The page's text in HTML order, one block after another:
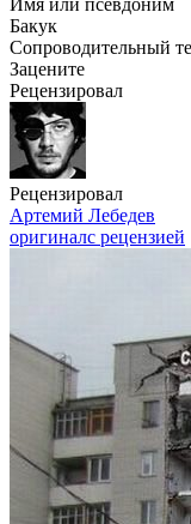
Имя или псевдоним
Бакук
Сопроводительный
Зацените
Рецензировал
Рецензировал
Артемий Лебедев
оригиналс рецензией